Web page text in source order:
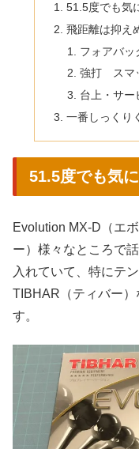
51.5度でも気
飛距離は抑え
フォアバッ
強打 スマ
台上・サー
一番しっくり
51.5度でも気
Evolution MX-D（エ
ー）様々なところで
入れていて、特にテ
TIBHAR（ティバー
す。